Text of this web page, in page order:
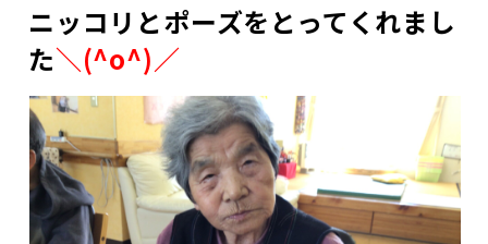
ニッコリとポーズをとってくれまし
た＼(^o^)／